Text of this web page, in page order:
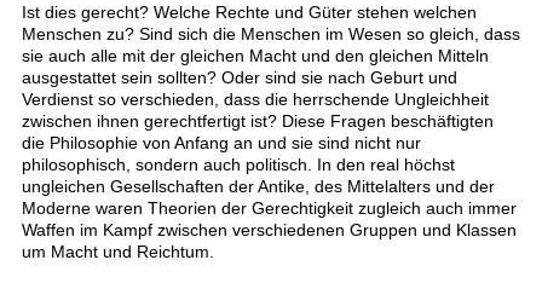
Ist dies gerecht? Welche Rechte und Güter stehen welchen
Menschen zu? Sind sich die Menschen im Wesen so gleich, dass
sie auch alle mit der gleichen Macht und den gleichen Mitteln
ausgestattet sein sollten? Oder sind sie nach Geburt und
Verdienst so verschieden, dass die herrschende Ungleichheit
zwischen ihnen gerechtfertigt ist? Diese Fragen beschäftigten
die Philosophie von Anfang an und sie sind nicht nur
philosophisch, sondern auch politisch. In den real höchst
ungleichen Gesellschaften der Antike, des Mittelalters und der
Moderne waren Theorien der Gerechtigkeit zugleich auch immer
Waffen im Kampf zwischen verschiedenen Gruppen und Klassen
um Macht und Reichtum.